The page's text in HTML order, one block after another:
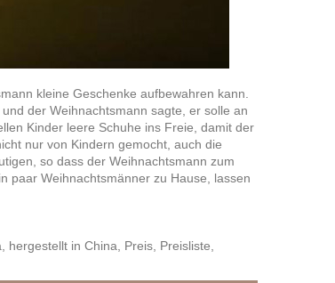
kleine Geschenke aufbewahren kann.
der Weihnachtsmann sagte, er solle an
Kinder leere Schuhe ins Freie, damit der
nur von Kindern gemocht, auch die
so dass der Weihnachtsmann zum
paar Weihnachtsmänner zu Hause, lassen
in China, Preis, Preisliste,